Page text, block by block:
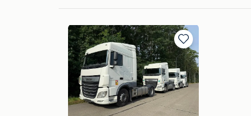
Bewaren
in
Mijn
Favorieten